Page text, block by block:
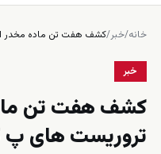
خانه/خبر/کشف هفت تن ماده مخدر
خبر
کشف هفت تن
تروریست های